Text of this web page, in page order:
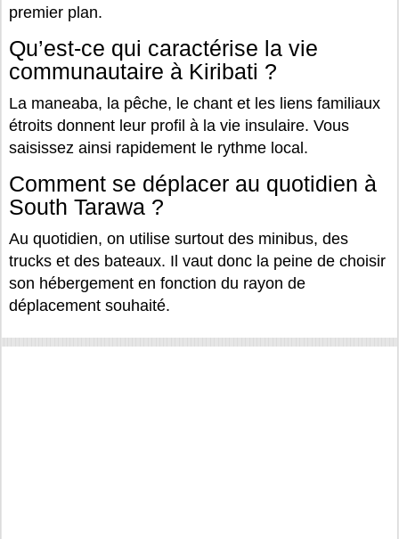
premier plan.
Qu’est-ce qui caractérise la vie
communautaire à Kiribati ?
La maneaba, la pêche, le chant et les liens familiaux
étroits donnent leur profil à la vie insulaire. Vous
saisissez ainsi rapidement le rythme local.
Comment se déplacer au quotidien à
South Tarawa ?
Au quotidien, on utilise surtout des minibus, des
trucks et des bateaux. Il vaut donc la peine de choisir
son hébergement en fonction du rayon de
déplacement souhaité.